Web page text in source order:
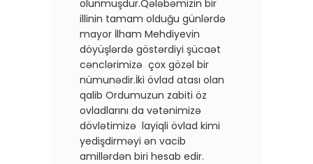
olunmuşdur.Qələbəmizin bir
illinin tamam olduğu günlərdə
mayor İlham Mehdiyevin
döyüşlərdə göstərdiyi şücaət
cənclərimizə çox gözəl bir
nümunədir.İki övlad atası olan
qalib Ordumuzun zabiti öz
ovladlarını da vətənimizə
dövlətimizə layiqli övlad kimi
yedişdirməyi ən vacib
amillərdən biri hesab edir.